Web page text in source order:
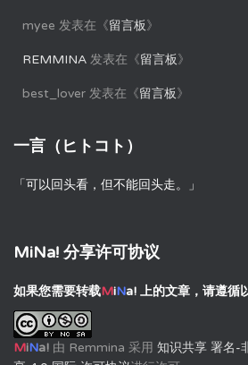
myee 发表在《留言板》
REMMINA 发表在《留言板》
best_lover 发表在《留言板》
一言（ヒトコト）
「可以回头看，但不能回头走。」
MiNa! 分享许可协议
如果您需要转载MiNa! 上的文章，请遵循
MiNa! 由 Remmina 采用 知识共享 署名-